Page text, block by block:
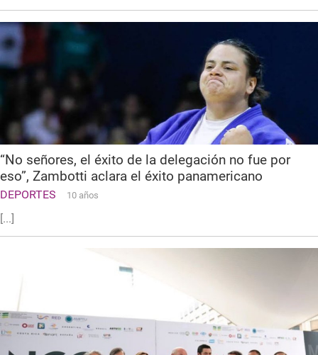
“No señores, el éxito de la delegación no fue por
eso”, Zambotti aclara el éxito panamericano
DEPORTES 10 años
[...]